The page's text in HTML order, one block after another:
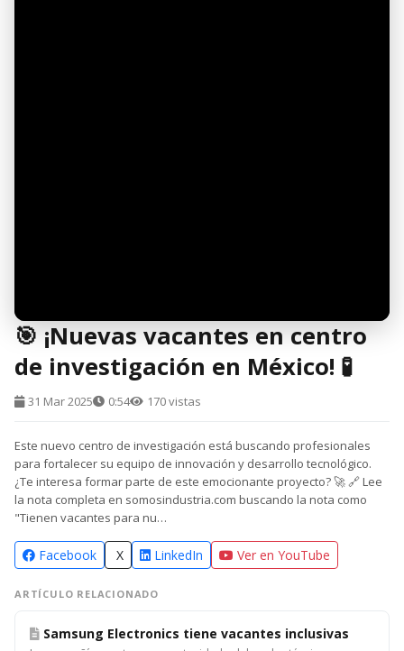
🎯 ¡Nuevas vacantes en centro
de investigación en México! 🧪
31 Mar 2025 0:54 170 vistas
Este nuevo centro de investigación está buscando profesionales
para fortalecer su equipo de innovación y desarrollo tecnológico.
¿Te interesa formar parte de este emocionante proyecto? 🚀 🔗 Lee
la nota completa en somosindustria.com buscando la nota como
"Tienen vacantes para nu…
Facebook X LinkedIn Ver en YouTube
ARTÍCULO RELACIONADO
Samsung Electronics tiene vacantes inclusivas